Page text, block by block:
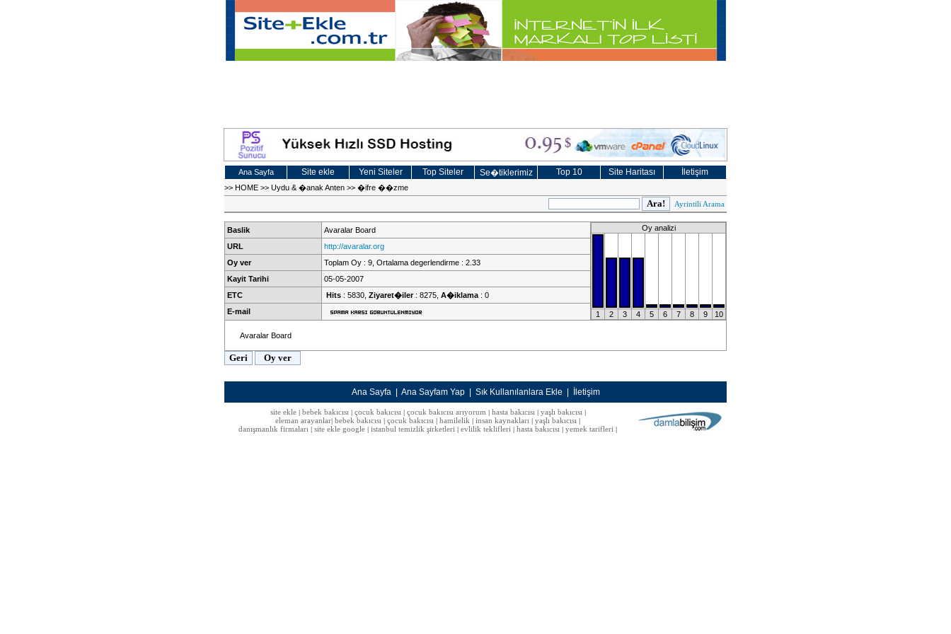
Ana Sayfa Site ekle Yeni Siteler Top Siteler Se�tiklerimiz Top 10 Site Haritası İletişim
>> HOME >> Uydu & �anak Anten >> �ifre ��zme
Ayrintili Arama
Baslik Avaralar Board Oy analizi
1 2 3 4 5 6 7 8 9 10
URL
http://avaralar.org
Oy ver
Toplam Oy : 9, Ortalama degerlendirme : 2.33
Kayit Tarihi
05-05-2007
ETC
Hits : 5830, Ziyaret�iler: 8275, A�iklama : 0
E-mail
Avaralar Board
Ana Sayfa Ana Sayfam Yap Sık Kullanılanlara Ekle İletişim
site ekle| bebek bakıcısı| çocuk bakıcısı| çocuk bakıcısı arıyorum hasta bakıcısı| yaşlı bakıcısı|
eleman arayanlar bebek bakıcısı çocuk bakıcısı hamilelik insan kaynakları yaşlı bakıcısı
danışmanlık firmaları site ekle google istanbul temizlik şirketleri evlilik teklifleri hasta bakıcısı yemek tarifleri